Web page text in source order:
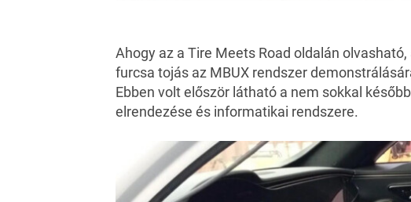
Ahogy az a Tire Meets Road oldalán
furcsa tojás az MBUX rendszer
Ebben volt először látható a nem sokkal
elrendezése és informatikai rendszere.